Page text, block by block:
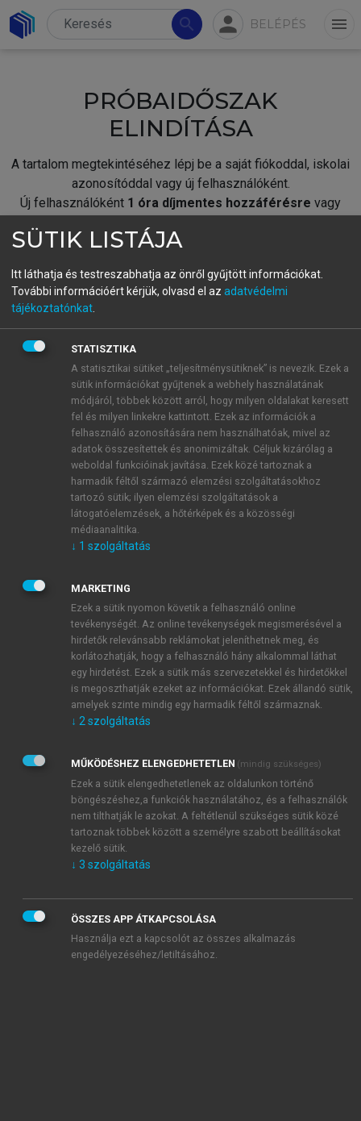
search person BELÉPÉS menu
PRÓBAIDŐSZAK
ELINDÍTÁSA
A tartalom megtekintéséhez lépj be a saját fiókoddal, iskolai
azonosítóddal vagy új felhasználóként.
Új felhasználóként 1 óra díjmentes hozzáférésre vagy
fiókoddal,vagy hozz létre új fiókot.
A regisztráció után apróbaidőszakautomatikusan
BELÉPÉS SAJÁT FIÓKKAL
ÚJ FIÓK LÉTREHOZÁSA
1 óra díjmentes hozzáférés
E-MAIL-CÍM
JELSZÓ
JELSZÓ ÚJRA
Kérek értesítést a MeRSZ újdonságairól, akcióiról.
Kérek értesítést az Akadémiai Kiadó Zrt. újdonságairól,
Adatkezelési tájékoztatóbanfoglaltakat tudomásul
veszem és elfogadom.
Általános vásárlási feltételeket, valamint a szotar.netés a
mersz.huoldalak licencszerződéseiben foglaltakat
tudomásul veszem és elfogadom.
KIPRÓBÁLOM
SÜTIK LISTÁJA
Itt láthatja és testreszabhatja az önről gyűjtött információkat.
További információért kérjük, olvasd el az adatvédelmi
tájékoztatónkat
STATISZTIKA
A statisztikai sütiket „teljesítménysütiknek” is nevezik. Ezek a
sütik információkat gyűjtenek a webhely használatának
módjáról, többek között arról, hogy milyen oldalakat keresett
fel és milyen linkekre kattintott. Ezek az információk a
felhasználó azonosítására nem használhatóak, mivel az
adatok összesítettek és anonimizáltak. Céljuk kizárólag a
weboldal funkcióinak javítása. Ezek közé tartoznak a
harmadik féltől származó elemzési szolgáltatásokhoz
tartozó sütik; ilyen elemzési szolgáltatások a
látogatóelemzések, a hőtérképek és a közösségi
médiaanalitika.
↓ 1 szolgáltatás
MARKETING
Ezek a sütik nyomon követik a felhasználó online
tevékenységét. Az online tevékenységek megismerésével a
hirdetők relevánsabb reklámokat jeleníthetnek meg, és
korlátozhatják, hogy a felhasználó hány alkalommal láthat
egy hirdetést. Ezek a sütik más szervezetekkel és hirdetőkkel
is megoszthatják ezeket az információkat. Ezek állandó sütik,
amelyek szinte mindig egy harmadik féltől származnak.
↓ 2 szolgáltatás
MŰKÖDÉSHEZ ELENGEDHETETLEN (mindig szükséges)
Ezek a sütik elengedhetetlenek az oldalunkon történő
böngészéshez,a funkciók használatához, és a felhasználók
nem tilthatják le azokat. A feltétlenül szükséges sütik közé
tartoznak többek között a személyre szabott beállításokat
kezelő sütik.
↓ 3 szolgáltatás
ÖSSZES APP ÁTKAPCSOLÁSA
Használja ezt a kapcsolót az összes alkalmazás
engedélyezéséhez/letiltásához.